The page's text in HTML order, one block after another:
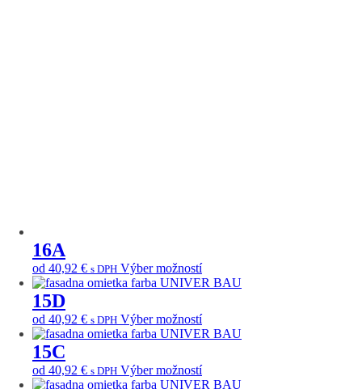
16A
od 40,92 € s DPH Výber možnostíTento
produkt
viacero
variantov.
Možnosti
môžete
vybrať
15D
od 40,92 € s DPH Výber možnostíTento
produkt
viacero
variantov.
15C
od 40,92 € s DPH Výber možnostíTento
produkt